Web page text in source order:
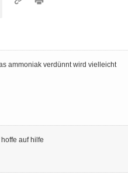
ammoniak verdünnt wird vielleicht
auf hilfe